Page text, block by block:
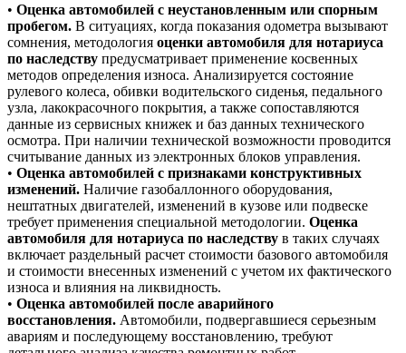
• Оценка автомобилей с неустановленным или спорным
пробегом. В ситуациях, когда показания одометра вызывают
сомнения, методология оценки автомобиля для нотариуса
по наследству предусматривает применение косвенных
методов определения износа. Анализируется состояние
рулевого колеса, обивки водительского сиденья, педального
узла, лакокрасочного покрытия, а также сопоставляются
данные из сервисных книжек и баз данных технического
осмотра. При наличии технической возможности проводится
считывание данных из электронных блоков управления.
• Оценка автомобилей с признаками конструктивных
изменений. Наличие газобаллонного оборудования,
нештатных двигателей, изменений в кузове или подвеске
требует применения специальной методологии. Оценка
автомобиля для нотариуса по наследству в таких случаях
включает раздельный расчет стоимости базового автомобиля
и стоимости внесенных изменений с учетом их фактического
износа и влияния на ликвидность.
• Оценка автомобилей после аварийного
восстановления. Автомобили, подвергавшиеся серьезным
авариям и последующему восстановлению, требуют